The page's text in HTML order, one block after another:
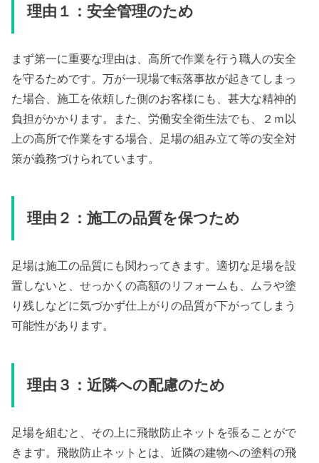
理由１：安全管理のため
まず第一に重要な理由は、高所で作業を行う職人の安全
を守るためです。万が一現場で転落事故が起きてしまっ
た場合、施工を依頼した側のお客様にも、甚大な精神的
負担がかかります。また、労働安全衛生法でも、２ｍ以
上の高所で作業をする場合、足場の組み立て等の安全対
策が義務づけられています。
理由２：施工の品質を保つため
足場は施工の品質にも関わってきます。適切な足場を設
置しないと、せっかくの高額のリフォームも、ムラや塗
り残しなどに気づかず仕上がりの品質が下がってしまう
可能性があります。
理由３：近隣への配慮のため
足場を組むと、その上に飛散防止ネットを張ることがで
きます。飛散防止ネットとは、近隣の建物への塗料の飛